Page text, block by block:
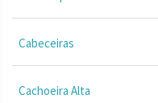
Cabeceiras
Cachoeira Alta